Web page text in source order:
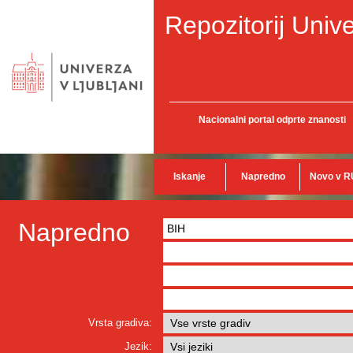
Repozitorij
Nacionalni portal odprte znanosti
Iskanje Napredno Novo v
Napredno
Vrsta gradiva:
Jezik: